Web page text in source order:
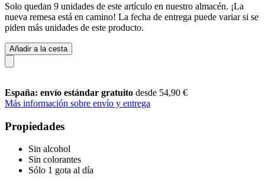
Solo quedan 9 unidades de este artículo en nuestro almacén. ¡La
nueva remesa está en camino! La fecha de entrega puede variar si se
piden más unidades de este producto.
Añadir a la cesta
España: envío estándar gratuito desde 54,90 €
Más información sobre envío y entrega
Propiedades
Sin alcohol
Sin colorantes
Sólo 1 gota al día